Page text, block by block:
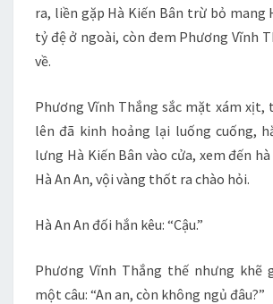
ra, liền gặp Hà Kiến Bân trừ bỏ mang
tỷ đệ ở ngoài, còn đem Phương Vĩnh
về.
Phương Vĩnh Thắng sắc mặt xám xịt,
lên đã kinh hoảng lại luống cuống,
lưng Hà Kiến Bân vào cửa, xem đến
Hà An An, vội vàng thốt ra chào hỏi.
Hà An An đối hắn kêu: “Cậu.”
Phương Vĩnh Thắng thế nhưng khẽ
một câu: “An an, còn không ngủ đâu?”